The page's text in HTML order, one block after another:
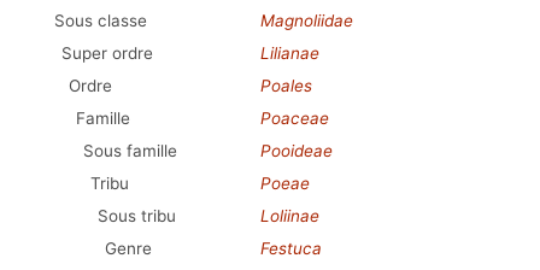
Sous classe
Magnoliidae
Super ordre
Lilianae
Ordre
Poales
Famille
Poaceae
Sous famille
Pooideae
Tribu
Poeae
Sous tribu
Loliinae
Genre
Festuca